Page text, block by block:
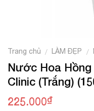
Trang chủ / LÀM ĐẸP /
Nước Hoa
Clinic (Trắng)
225.000₫